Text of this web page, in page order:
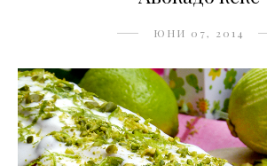
ЮНИ 07, 2014